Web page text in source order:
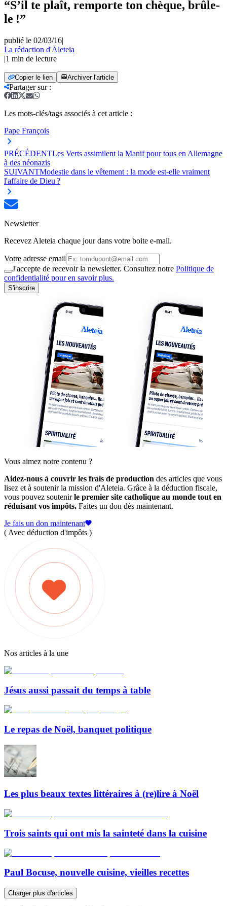
“S’il te plaît, remporte ton chèque, brûle-
le !”
publié le 02/03/16|
La rédaction d'Aleteia
|1 min de lecture
Copier le lien Archiver l'article
Partager sur:
Les mots-clés/tags associés à cet article :
Pape François
PRÉCÉDENTLes Verts assimilent la Manif pour tous en Allemagne
à des néonazis
SUIVANTModestie dans le vêtement : la mode est-elle vraiment
l'affaire de Dieu ?
Newsletter
Recevez Aleteia chaque jour dans votre boite e-mail.
Votre adresse email
J'accepte de recevoir la newsletter. Consultez notre Politique de
confidentialité pour en savoir plus.
S'inscrire
Vous aimez notre contenu ?
Aidez-nous à couvrir les frais de production des articles que vous
lisez et à soutenir la mission d'Aleteia. Grâce à la déduction fiscale,
vous pouvez soutenirle premier site catholique au monde tout en
réduisant vos impôts. Faites un don dès maintenant.
Je fais un don maintenant
( Avec déduction d'impôts )
Nos articles à la une
Jésus aussi passait du temps à table
Le repas de Noël, banquet politique
Les plus beaux textes littéraires à (re)lire à Noël
Trois saints qui ont mis la sainteté dans la cuisine
Paul Bocuse, nouvelle cuisine, vieilles recettes
Charger plus d'articles